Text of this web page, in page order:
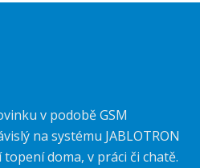
v podobě GSM
na systému JABLOTRON
doma, v práci či chatě.